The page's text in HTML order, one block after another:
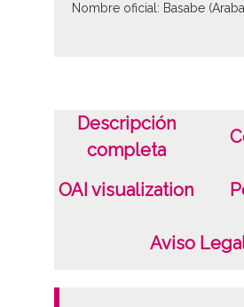
Nombre oficial: Basabe
Descripción
completa
OAI visualization
Aviso